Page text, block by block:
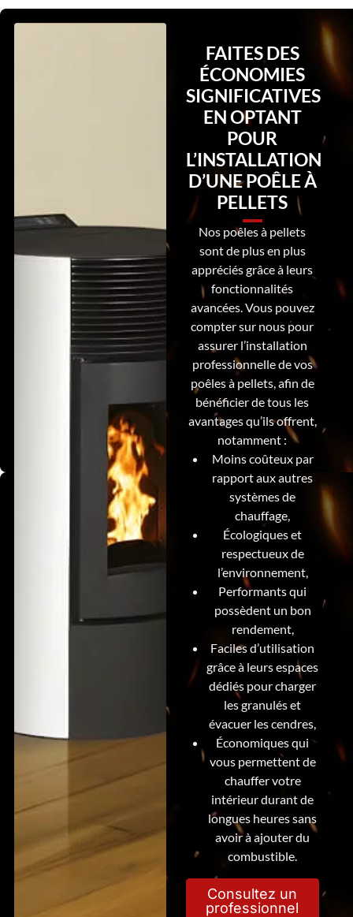
FAITES DES
ÉCONOMIES
SIGNIFICATIVES
EN OPTANT
POUR
L’INSTALLATION
D’UNE POÊLE À
PELLETS
Nos poêles à pellets
sont de plus en plus
appréciés grâce à leurs
fonctionnalités
avancées. Vous pouvez
compter sur nous pour
assurer l’installation
professionnelle de vos
poêles à pellets, afin de
bénéficier de tous les
avantages qu’ils offrent,
notamment :
Moins coûteux par
rapport aux autres
systèmes de
chauffage,
Écologiques et
respectueux de
l’environnement,
Performants qui
possèdent un bon
rendement,
Faciles d’utilisation
grâce à leurs espaces
dédiés pour charger
les granulés et
évacuer les cendres,
Économiques qui
vous permettent de
chauffer votre
intérieur durant de
longues heures sans
avoir à ajouter du
combustible.
Consultez un
professionnel